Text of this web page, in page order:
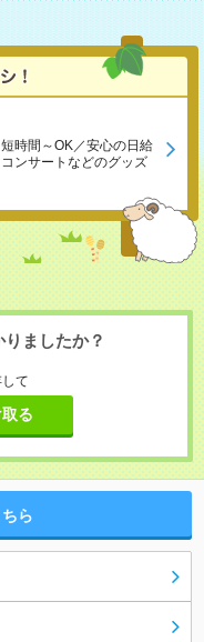
時間～OK／安心の日給
ンサートなどのグッズ
ましたか？
て
る
ら